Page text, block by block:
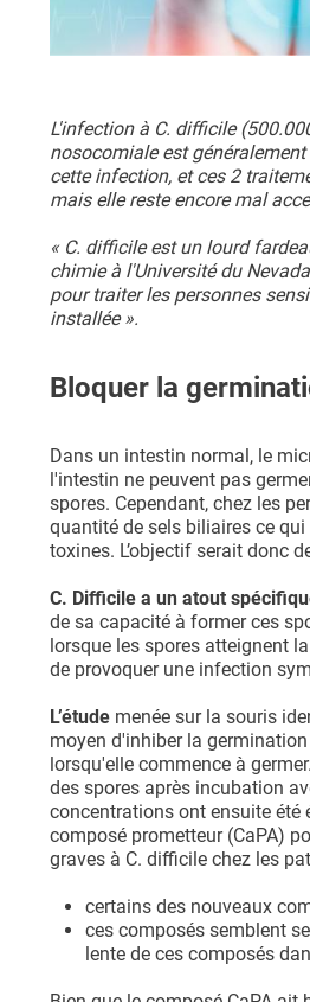
L'infection à C. difficile
nosocomiale est
cette infection, et ces 2
mais elle reste encore mal
« C. difficile est un lourd
chimie à l'Université du
pour traiter les personnes
installée ».
Bloquer la
Dans un intestin normal, le
l'intestin ne peuvent pas
spores. Cependant, chez les
quantité de sels biliaires ce
toxines. L’objectif serait donc
C. Difficile a un atout
de sa capacité à former ces
lorsque les spores atteignent
de provoquer une infection
L’étude menée sur la souris
moyen d'inhiber la
lorsqu'elle commence à
des spores après incubation
concentrations ont ensuite été
composé prometteur (CaPA)
graves à C. difficile chez les
certains des nouveaux
ces composés semblent
lente de ces composés